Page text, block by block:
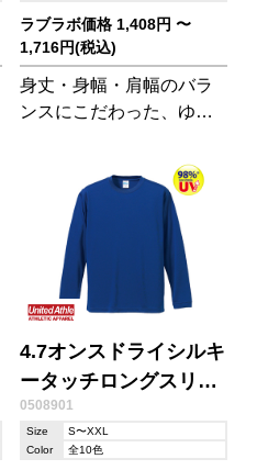
ラブラボ価格 1,408円 〜
1,716円(税込)
身丈・身幅・肩幅のバラ
ンスにこだわった、ゆっ
ポイントのビッグシルエ
ットTシャツ!
4.7オンスドライシルキ
ータッチロングスリー
ブTシャツ(ローブリー
ド
0508901
Size
S〜XXL
Color
全10色